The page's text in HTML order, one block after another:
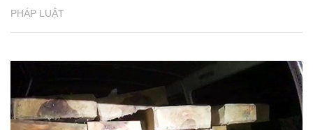
PHÁP LUẬT